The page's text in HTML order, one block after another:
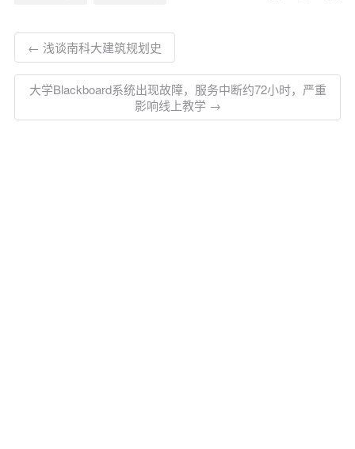
← 浅谈南科大建筑规划史
大学Blackboard系统出现故障，服务中断约72小时，严重
影响线上教学 →